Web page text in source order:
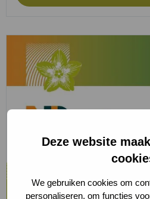
Deze website
We gebruiken cookies om
personaliseren, om functies
meer
Lees
meer